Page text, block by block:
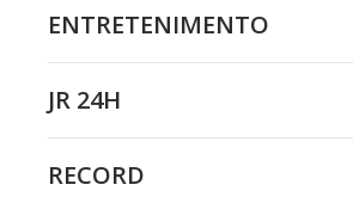
ENTRETENIMENTO
JR 24H
RECORD